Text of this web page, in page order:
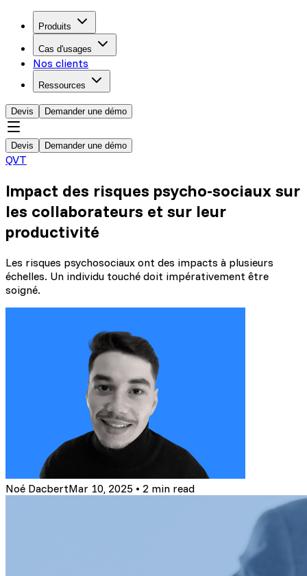
Produits
Cas d'usages
Nos clients
Ressources
Devis Demander une démo
Devis Demander une démo
QVT
Impact des risques psycho-sociaux sur
les collaborateurs et sur leur
productivité
Les risques psychosociaux ont des impacts à plusieurs
échelles. Un individu touché doit impérativement être
soigné.
Noé DacbertMar 10, 2025 • 2 min read